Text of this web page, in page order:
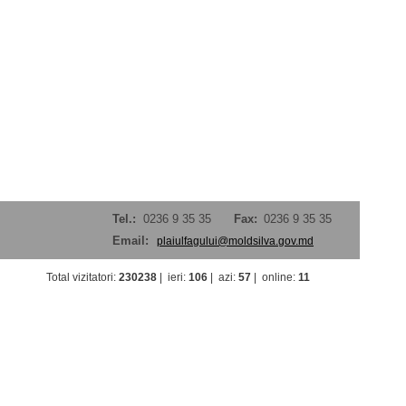
Tel.: 0236 9 35 35 Fax: 0236 9 35 35
Email:
plaiulfagului@moldsilva.gov.md
Total vizitatori: 230238 ieri: 106 azi: 57 online: 11